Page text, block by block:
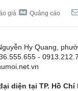
giá Quảng cáo
Hy Quang,
-
diện tại TP. Hồ Chí